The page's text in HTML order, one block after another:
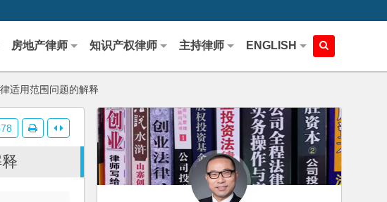
房地产律师 知识产权律师 主持律师 ENGLISH
适用范围问题的解释